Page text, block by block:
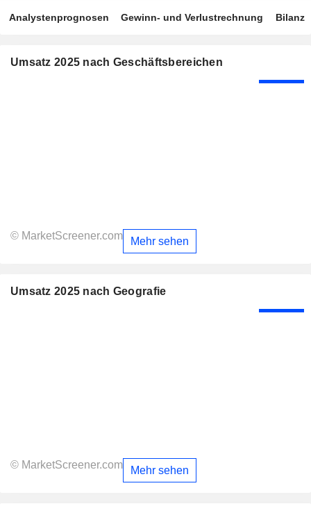
Analystenprognosen Gewinn- und Verlustrechnung Bilanz
Umsatz 2025 nach Geschäftsbereichen
© MarketScreener.com Mehr sehen
Umsatz 2025 nach Geografie
© MarketScreener.com Mehr sehen